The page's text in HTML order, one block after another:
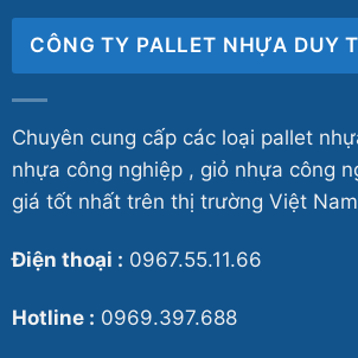
CÔNG TY PALLET NHỰA DUY
Chuyên cung cấp các loại pallet
nhựa công nghiệp , giỏ nhựa công
giá tốt nhất trên thị trường Việt
Điện thoại : 0967.55.11.66
Hotline : 0969.397.688